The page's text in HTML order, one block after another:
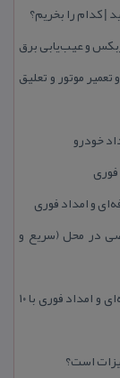
| كدام را بخریم؟
موتور و تعلیق
و امداد فوری
در محل (سریع و
تعمیرگاه تخصصی كوییك در مشهد | عیب‌یابی حرفه‌ای و امداد فوری با ۱۰